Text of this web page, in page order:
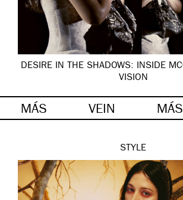
DESIRE IN THE SHADOWS: INSIDE
VISION
MÁS VEIN MÁS
STYLE